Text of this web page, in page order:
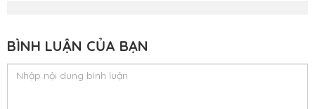
BÌNH LUẬN CỦA BẠN